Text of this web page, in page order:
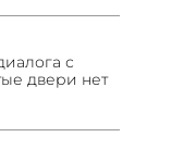
с
двери нет